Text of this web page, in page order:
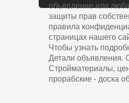
объявление или
защиты прав
правила
страницах нашего
Чтобы узнать
Детали объявления.
Стройматериалы,
прорабские - доска